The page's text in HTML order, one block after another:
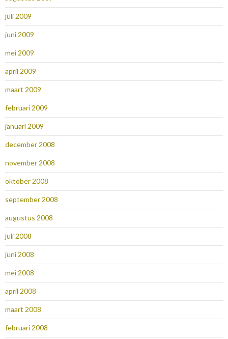
juli 2009
juni 2009
mei 2009
april 2009
maart 2009
februari 2009
januari 2009
december 2008
november 2008
oktober 2008
september 2008
augustus 2008
juli 2008
juni 2008
mei 2008
april 2008
maart 2008
februari 2008